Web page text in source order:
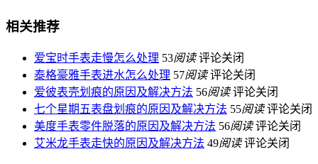
相关推荐
爱宝时手表走慢怎么处理 53阅读 评论关闭
泰格豪雅手表进水怎么处理 57阅读 评论关闭
爱彼表壳划痕的原因及解决方法 56阅读 评论关闭
七个星期五表盘划痕的原因及解决方法 55阅读 评论关闭
美度手表零件脱落的原因及解决方法 56阅读 评论关闭
艾米龙手表走快的原因及解决方法 49阅读 评论关闭